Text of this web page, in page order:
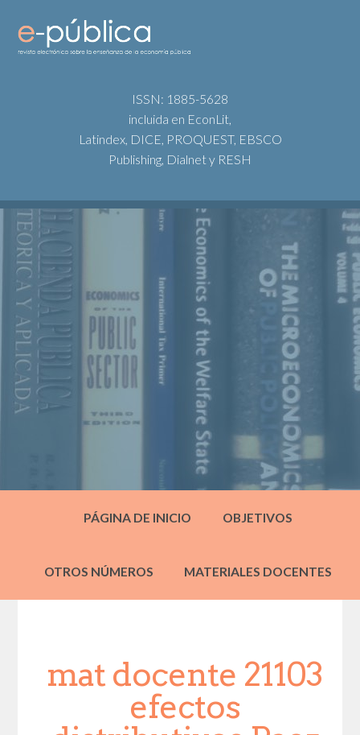
ISSN: 1885-5628
incluida en EconLit,
Latindex, DICE, PROQUEST, EBSCO
Publishing, Dialnet y RESH
PÁGINA DE INICIO OBJETIVOS
OTROS NÚMEROS MATERIALES DOCENTES
mat docente 21103
efectos